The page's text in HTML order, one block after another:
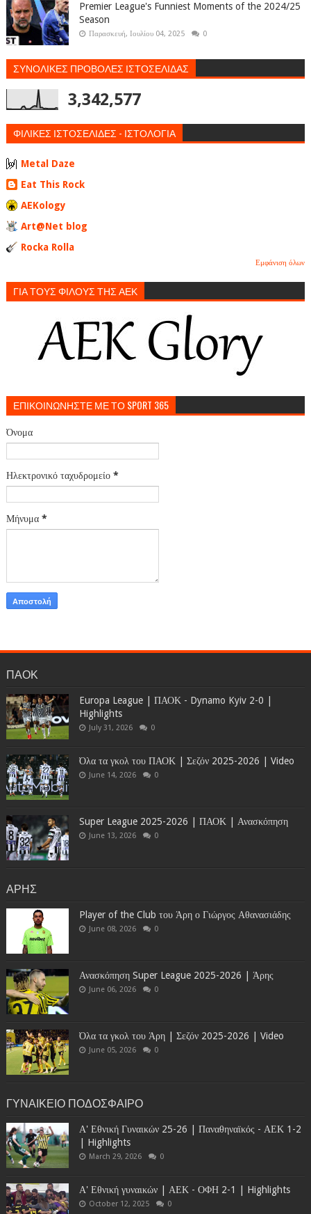
Premier League's Funniest Moments of the 2024/25
Season
Παρασκευή, Ιουλίου 04, 2025 0
ΣΥΝΟΛΙΚΕΣ ΠΡΟΒΟΛΕΣ ΙΣΤΟΣΕΛΙΔΑΣ
3,342,577
ΦΙΛΙΚΕΣ ΙΣΤΟΣΕΛΙΔΕΣ - ΙΣΤΟΛΟΓΙΑ
Metal Daze
Eat This Rock
AEKology
Art@Net blog
Rocka Rolla
Εμφάνιση όλων
ΓΙΑ ΤΟΥΣ ΦΙΛΟΥΣ ΤΗΣ ΑΕΚ
ΕΠΙΚΟΙΝΩΝΗΣΤΕ ΜΕ ΤΟ SPORT 365
Όνομα
Ηλεκτρονικό ταχυδρομείο *
Μήνυμα *
ΠΑΟΚ
Europa League | ΠΑΟΚ - Dynamo Kyiv 2-0 |
Highlights
July 31, 2026 0
Όλα τα γκολ του ΠΑΟΚ | Σεζόν 2025-2026 | Video
June 14, 2026 0
Super League 2025-2026 | ΠΑΟΚ | Ανασκόπηση
June 13, 2026 0
ΑΡΗΣ
Player of the Club του Άρη ο Γιώργος Αθανασιάδης
June 08, 2026 0
Ανασκόπηση Super League 2025-2026 | Άρης
June 06, 2026 0
Όλα τα γκολ του Άρη | Σεζόν 2025-2026 | Video
June 05, 2026 0
ΓΥΝΑΙΚΕΙΟ ΠΟΔΟΣΦΑΙΡΟ
Α' Εθνική Γυναικών 25-26 | Παναθηναϊκός - ΑΕΚ 1-2
| Highlights
March 29, 2026 0
Α' Εθνική γυναικών | ΑΕΚ - ΟΦΗ 2-1 | Highlights
October 12, 2025 0